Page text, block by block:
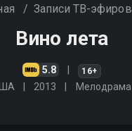
/ Записи ТВ-эфиров
Вино лета
5.8 16+
2013 Мелодрама